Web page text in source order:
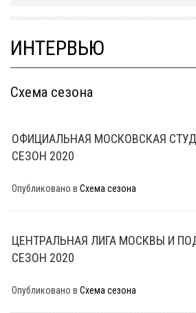
ИНТЕРВЬЮ
Схема сезона
ОФИЦИАЛЬНАЯ МОСКОВСКАЯ
СЕЗОН 2020
Опубликовано в Схема сезона
ЦЕНТРАЛЬНАЯ ЛИГА МОСКВЫ И
СЕЗОН 2020
Опубликовано в Схема сезона